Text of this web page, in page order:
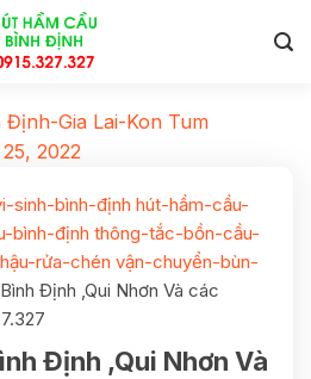
Gia Lai-Kon Tum
2022
sinh-bình-định hút-hầm-cầu-
bình-định thông-tắc-bồn-cầu-
rửa-chén vận-chuyển-bùn-
Định ,Qui Nhơn Và các
Định ,Qui Nhơn Và